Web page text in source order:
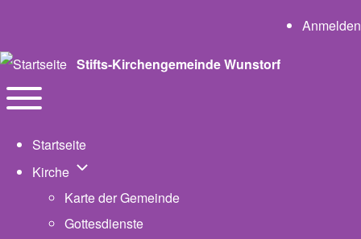
User
Anmelden
Stifts-Kirchengemeinde Wunstorf
Navigation
Startseite
Kirche Unternavigation von Kirche
Karte der Gemeinde
Gottesdienste